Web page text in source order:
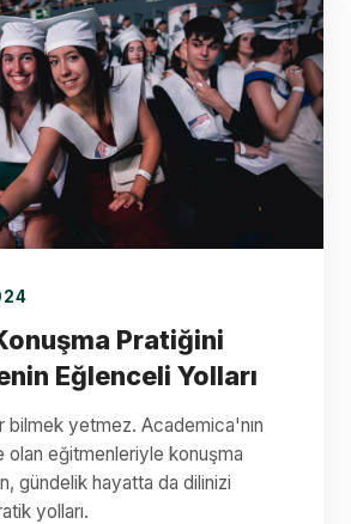
Pratiğini
Eğlenceli Yolları
bilmek yetmez. Academica'nın
olan eğitmenleriyle konuşma
gündelik hayatta da dilinizi
yolları.